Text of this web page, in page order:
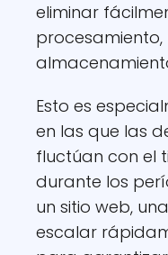
eliminar
Esto es
en las que las
fluctúan con el
durante los
un sitio web,
escalar